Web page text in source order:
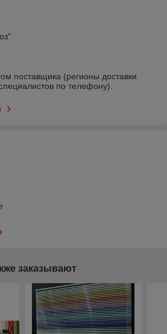
поставщика (регионы доставки
по телефону).
заказывают